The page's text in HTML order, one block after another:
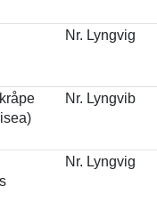
Nr. Lyngvig
Nr. Lyngvib
Nr. Lyngvig